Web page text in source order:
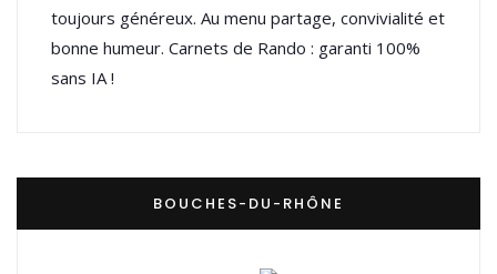
toujours généreux. Au menu partage, convivialité et
bonne humeur. Carnets de Rando : garanti 100%
sans IA !
BOUCHES-DU-RHÔNE